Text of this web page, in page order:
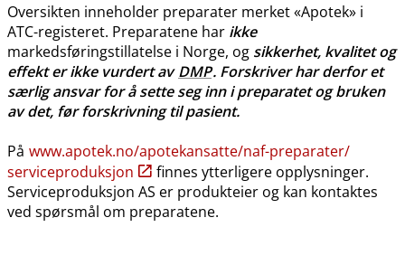
Oversikten inneholder preparater merket «Apotek» i
ATC-registeret. Preparatene har ikke
markedsføringstillatelse i Norge, og sikkerhet, kvalitet og
effekt er ikke vurdert avDMP. Forskriver har derfor et
særlig ansvar for å sette seg inn i preparatet og bruken
av det, før forskrivning til pasient.
På www.apotek.no​/​apotekansatte​/​naf-preparater​/​
serviceproduksjon
finnes ytterligere opplysninger.
Serviceproduksjon AS er produkteier og kan kontaktes
ved spørsmål om preparatene.